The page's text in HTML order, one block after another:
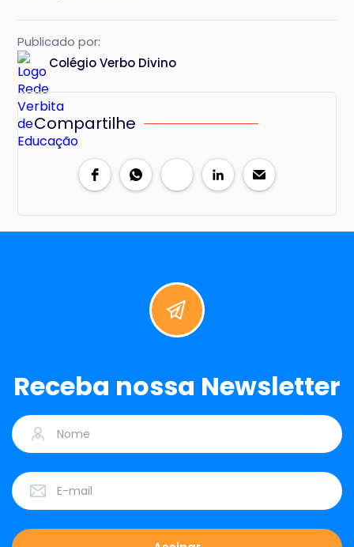
Publicado por:
Colégio Verbo Divino
Compartilhe
Receba nossa Newsletter